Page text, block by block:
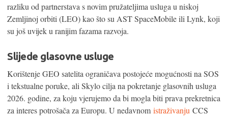
razliku od partnerstava s novim pružateljima usluga u niskoj
Zemljinoj orbiti (LEO) kao što su AST SpaceMobile ili Lynk, koji
su još uvijek u ranijim fazama razvoja.
Slijede glasovne usluge
Korištenje GEO satelita ograničava postojeće mogućnosti na SOS
i tekstualne poruke, ali Skylo cilja na pokretanje glasovnih usluga
2026. godine, za koju vjerujemo da bi mogla biti prava prekretnica
za interes potrošača za Europu. U nedavnom istraživanju CCS